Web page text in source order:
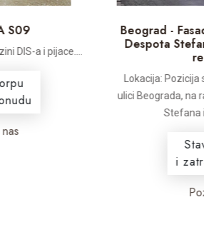
S09
DIS-a i pijace....
Beograd -
Despota
Lokacija: Pozicija
ulici Beograda, na
Stefana i
i